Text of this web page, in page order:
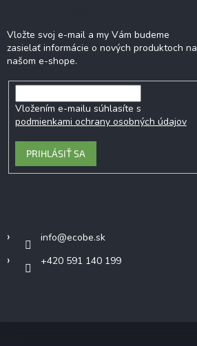
Vložte svoj e-mail a my Vám budeme
zasielať informácie o nových produktoch na
našom e-shope.
Vložením e-mailu súhlasíte s
podmienkami ochrany osobných údajov
PRIHLÁSIŤ SA
info@ecobe.sk
+420 591 140 199